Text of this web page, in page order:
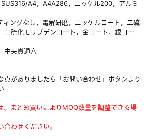
SUS316/A4，A4A286，ニッケル200，アルミ
ィングなし，電解研磨，ニッケルコート，二硫
二硫化モリブデンコート，金コート，銀コー
中央貫通穴
点がありましたら「お問い合わせ」ボタンより
まとめ買いによりMOQ数量を調整できる場
わせください。